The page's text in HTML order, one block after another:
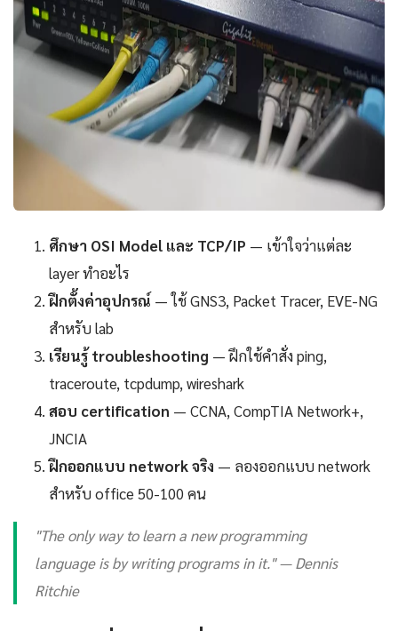
ศึกษา OSI Model และ TCP/IP — เข้าใจว่าแต่ละ
layer ทำอะไร
ฝึกตั้งค่าอุปกรณ์ — ใช้ GNS3, Packet Tracer, EVE-NG
สำหรับ lab
เรียนรู้ troubleshooting — ฝึกใช้คำสั่ง ping,
traceroute, tcpdump, wireshark
สอบ certification — CCNA, CompTIA Network+,
JNCIA
ฝึกออกแบบ network จริง — ลองออกแบบ network
สำหรับ office 50-100 คน
"The only way to learn a new programming
language is by writing programs in it." — Dennis
Ritchie